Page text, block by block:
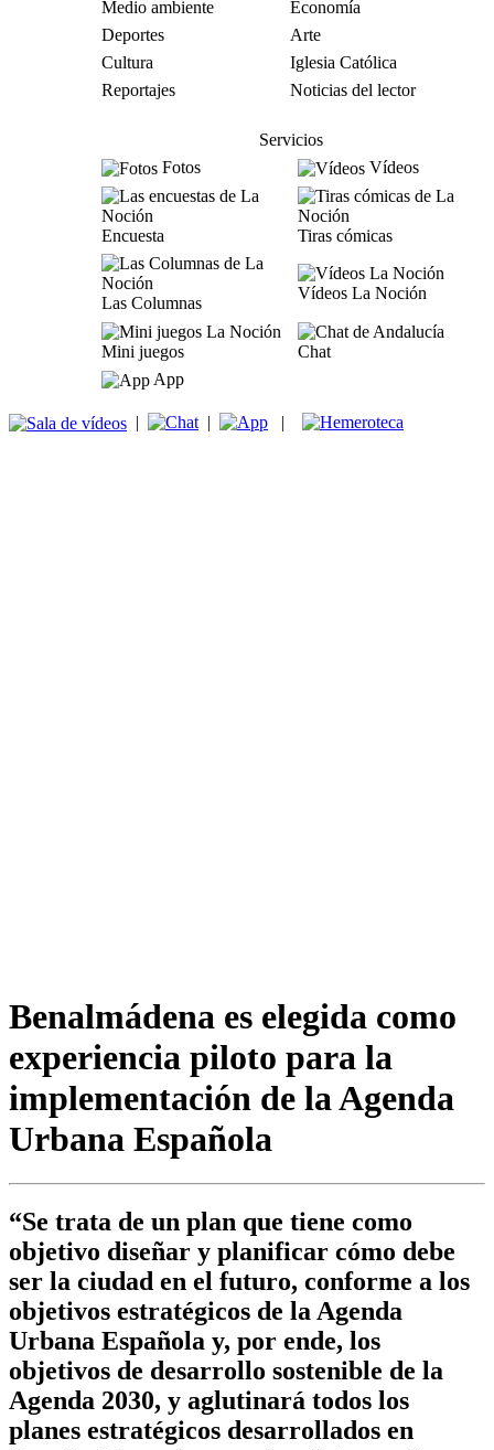
Medio ambiente
Economía
Deportes
Arte
Cultura
Iglesia Católica
Reportajes
Noticias del lector
Servicios
Fotos
Vídeos
Encuesta Tiras cómicas
Las Columnas
Vídeos La Noción
Mini juegos
Chat
App
| | |
Benalmádena es elegida como
experiencia piloto para la
implementación de la Agenda
Urbana Española
“Se trata de un plan que tiene como
objetivo diseñar y planificar cómo debe
ser la ciudad en el futuro, conforme a los
objetivos estratégicos de la Agenda
Urbana Española y, por ende, los
objetivos de desarrollo sostenible de la
Agenda 2030, y aglutinará todos los
planes estratégicos desarrollados en